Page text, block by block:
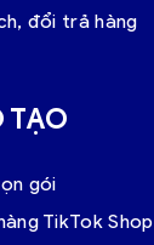
đổi trả hàng
TẠO
gói
TikTok Shop